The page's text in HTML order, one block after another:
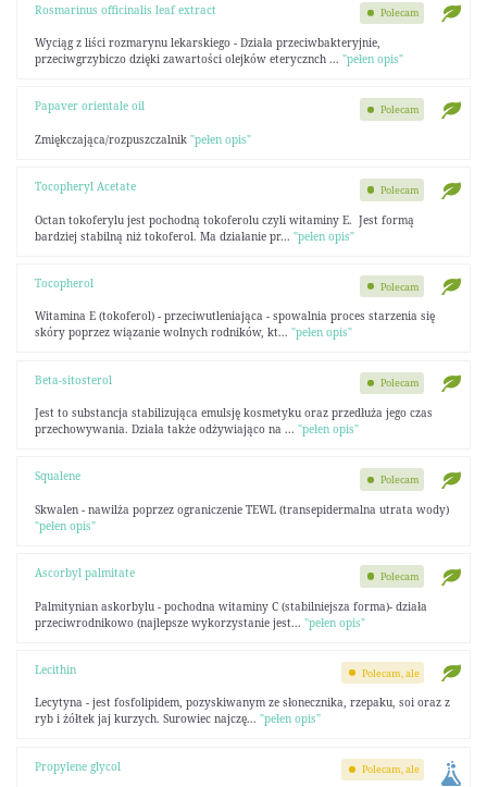
Rosmarinus officinalis leaf extract
Wyciąg z liści rozmarynu lekarskiego - Działa przeciwbakteryjnie,
przeciwgrzybiczo dzięki zawartości olejków eterycznch ... "pełen opis"
Polecam
Papaver orientale oil
Zmiękczająca/rozpuszczalnik "pełen opis"
Polecam
Tocopheryl Acetate
Octan tokoferylu jest pochodną tokoferolu czyli witaminy E. Jest formą
bardziej stabilną niż tokoferol. Ma działanie pr... "pełen opis"
Polecam
Tocopherol
Witamina E (tokoferol) - przeciwutleniająca - spowalnia proces starzenia się
skóry poprzez wiązanie wolnych rodników, kt... "pełen opis"
Polecam
Beta-sitosterol
Jest to substancja stabilizująca emulsję kosmetyku oraz przedłuża jego czas
przechowywania. Działa także odżywiająco na ... "pełen opis"
Polecam
Squalene
Skwalen - nawilża poprzez ograniczenie TEWL (transepidermalna utrata wody)
"pełen opis"
Polecam
Ascorbyl palmitate
Palmitynian askorbylu - pochodna witaminy C (stabilniejsza forma)- działa
przeciwrodnikowo (najlepsze wykorzystanie jest... "pełen opis"
Polecam
Lecithin
Lecytyna - jest fosfolipidem, pozyskiwanym ze słonecznika, rzepaku, soi oraz z
ryb i żółtek jaj kurzych. Surowiec najczę... "pełen opis"
Polecam, ale
Propylene glycol Polecam, ale